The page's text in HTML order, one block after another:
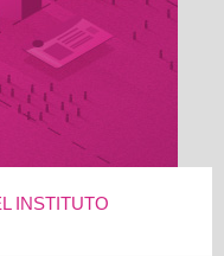
INSTITUTO